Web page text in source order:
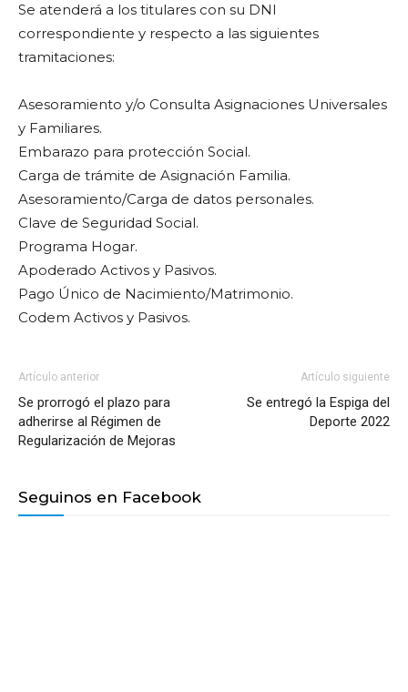
Se atenderá a los titulares con su DNI
correspondiente y respecto a las siguientes
tramitaciones:
Asesoramiento y/o Consulta Asignaciones Universales
y Familiares.
Embarazo para protección Social.
Carga de trámite de Asignación Familia.
Asesoramiento/Carga de datos personales.
Clave de Seguridad Social.
Programa Hogar.
Apoderado Activos y Pasivos.
Pago Único de Nacimiento/Matrimonio.
Codem Activos y Pasivos.
Artículo anterior
Se prorrogó el plazo para
adherirse al Régimen de
Regularización de Mejoras
Artículo siguiente
Se entregó la Espiga del
Deporte 2022
Seguinos en Facebook